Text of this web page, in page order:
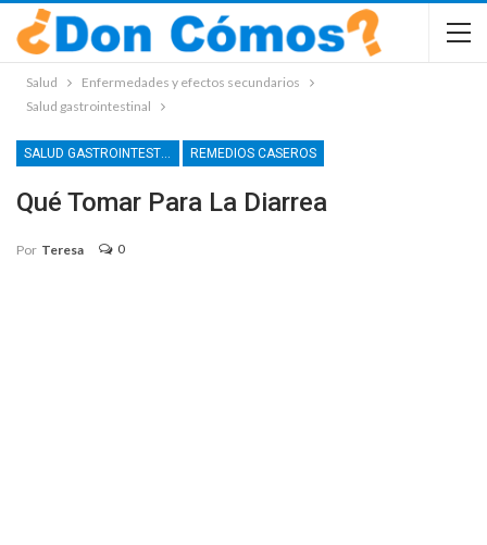
Salud
Enfermedades y efectos secundarios
Salud gastrointestinal
SALUD GASTROINTESTINAL REMEDIOS CASEROS
Qué Tomar Para La Diarrea
Por Teresa 0